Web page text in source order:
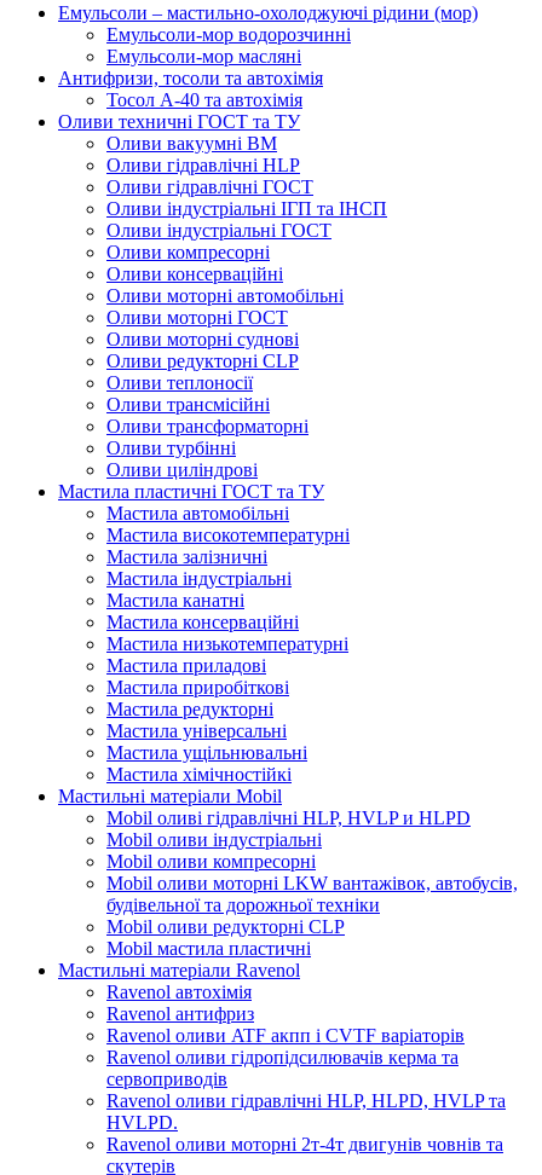
Емульсоли – мастильно-охолоджуючі рідини (мор)
Емульсоли-мор водорозчинні
Емульсоли-мор масляні
Антифризи, тосоли та автохімія
Тосол А-40 та автохімія
Оливи техничні ГОСТ та ТУ
Оливи вакуумні ВМ
Оливи гідравлічні HLP
Оливи гідравлічні ГОСТ
Оливи індустріальні ІГП та ІНСП
Оливи індустріальні ГОСТ
Оливи компресорні
Оливи консерваційні
Оливи моторні автомобільні
Оливи моторні ГОСТ
Оливи моторні суднові
Оливи редукторні CLP
Оливи теплоносії
Оливи трансмісійні
Оливи трансформаторні
Оливи турбінні
Оливи циліндрові
Мастила пластичні ГОСТ та ТУ
Мастила автомобільні
Мастила високотемпературні
Мастила залізничні
Мастила індустріальні
Мастила канатні
Мастила консерваційні
Мастила низькотемпературні
Мастила приладові
Мастила приробіткові
Мастила редукторні
Мастила універсальні
Мастила ущільнювальні
Мастила хімічностійкі
Мастильні матеріали Mobil
Mobil оливі гідравлічні HLP, HVLP и HLPD
Mobil оливи індустріальні
Mobil оливи компресорні
Mobil оливи моторні LKW вантажівок, автобусів,
будівельної та дорожньої техніки
Mobil оливи редукторні CLP
Mobil мастила пластичні
Мастильні матеріали Ravenol
Ravenol автохімія
Ravenol антифриз
Ravenol оливи ATF акпп і CVTF варіаторів
Ravenol оливи гідропідсилювачів керма та
сервоприводів
Ravenol оливи гідравлічні HLP, HLPD, HVLP та
HVLPD.
Ravenol оливи моторні 2т-4т двигунів човнів та
скутерів